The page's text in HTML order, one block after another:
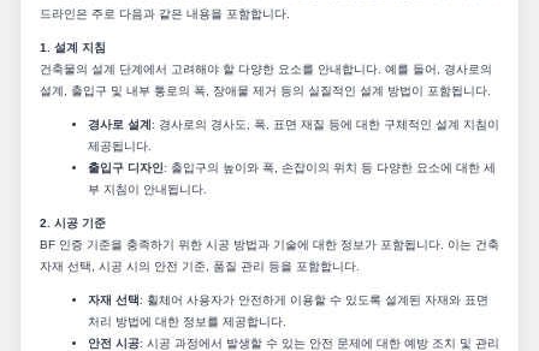
드라인은 주로 다음과 같은 내용을 포함합니다.
1. 설계 지침
건축물의 설계 단계에서 고려해야 할 다양한 요소를 안내합니다. 예를 들어, 경사로의
설계, 출입구 및 내부 통로의 폭, 장애물 제거 등의 실질적인 설계 방법이 포함됩니다.
경사로 설계: 경사로의 경사도, 폭, 표면 재질 등에 대한 구체적인 설계 지침이
제공됩니다.
출입구 디자인 : 출입구의 높이와 폭, 손잡이의 위치 등 다양한 요소에 대한 세
부 지침이 안내됩니다.
2. 시공 기준
BF 인증 기준을 충족하기 위한 시공 방법과 기술에 대한 정보가 포함됩니다. 이는 건축
자재 선택, 시공 시의 안전 기준, 품질 관리 등을 포함합니다.
자재 선택: 휠체어 사용자가 안전하게 이용할 수 있도록 설계된 자재와 표면
처리 방법에 대한 정보를 제공합니다.
안전 시공: 시공 과정에서 발생할 수 있는 안전 문제에 대한 예방 조치 및 관리